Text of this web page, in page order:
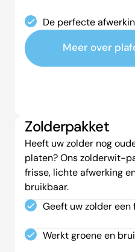
De perfecte
Meer over
Zolderpakket
Heeft uw zolder nog
platen? Ons zolderwit-
frisse, lichte afwerking
bruikbaar.
Geeft uw zolder
Werkt groene en